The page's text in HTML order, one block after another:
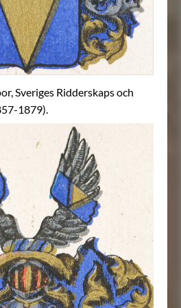
Sveriges Ridderskaps och
1879).